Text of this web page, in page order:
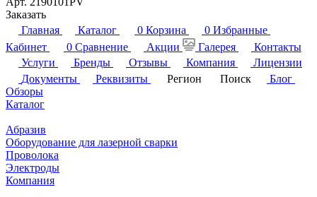
Заказать
Главная
Каталог 0 Корзина 0 Избранные
Кабинет
0 Сравнение Акции Галерея
Контакты
Услуги
Бренды Отзывы Компания
Лицензии
Документы
Реквизиты Регион Поиск
Блог
Обзоры
Каталог
Абразив
Оборудование для лазерной сварки
Проволока
Электроды
Компания